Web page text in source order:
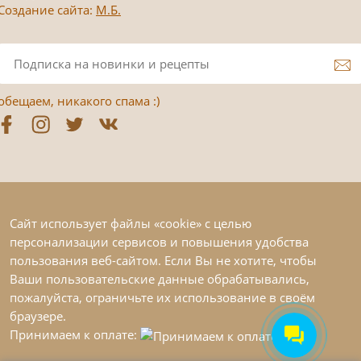
сайта: М.Б.
никакого спама :)
Сайт использует файлы «cookie» с целью
персонализации сервисов и повышения удобства
пользования веб-сайтом. Если Вы не хотите, чтобы
Ваши пользовательские данные обрабатывались,
пожалуйста, ограничьте их использование в своём
браузере.
Принимаем к оплате: